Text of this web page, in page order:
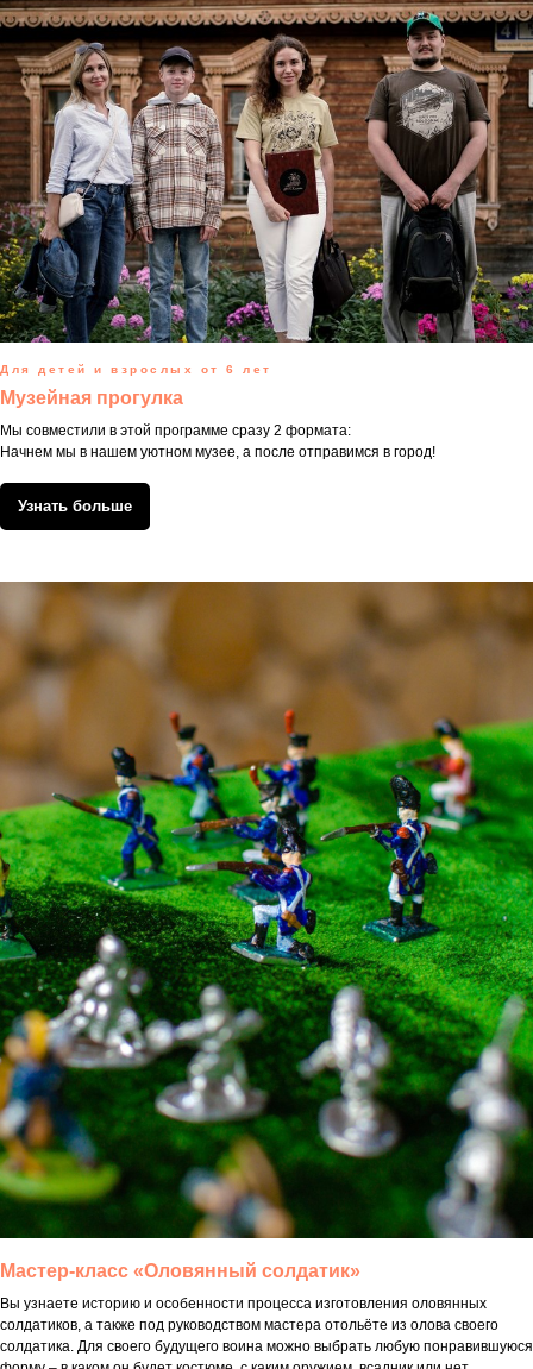
Для детей и взрослых от 6 лет
Музейная прогулка
Мы совместили в этой программе сразу 2 формата:
Начнем мы в нашем уютном музее, а после отправимся в город!
Узнать больше
Мастер-класс «Оловянный солдатик»
Вы узнаете историю и особенности процесса изготовления оловянных
солдатиков, а также под руководством мастера отольёте из олова своего
солдатика. Для своего будущего воина можно выбрать любую понравившуюся